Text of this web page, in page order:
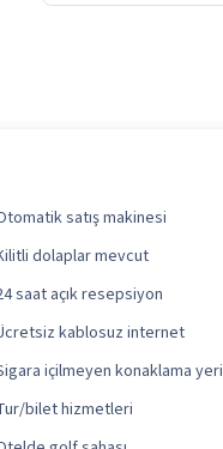
satış makinesi
dolaplar mevcut
saat açık resepsiyon
kablosuz internet
içilmeyen konaklama yeri
bilet hizmetleri